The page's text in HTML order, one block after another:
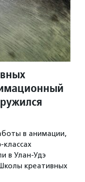
в анимации,
в Улан-Удэ
креативных